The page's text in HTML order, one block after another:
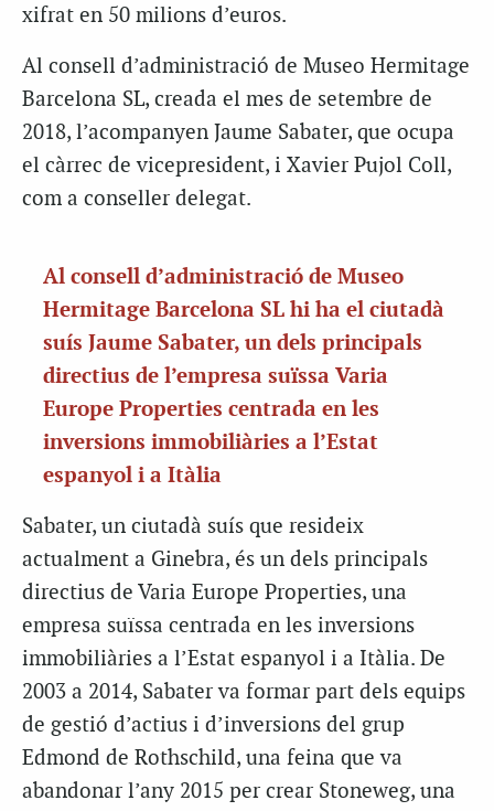
xifrat en 50 milions d’euros.
Al consell d’administració de Museo Hermitage
Barcelona SL, creada el mes de setembre de
2018, l’acompanyen Jaume Sabater, que ocupa
el càrrec de vicepresident, i Xavier Pujol Coll,
com a conseller delegat.
Al consell d’administració de Museo
Hermitage Barcelona SL hi ha el ciutadà
suís Jaume Sabater, un dels principals
directius de l’empresa suïssa Varia
Europe Properties centrada en les
inversions immobiliàries a l’Estat
espanyol i a Itàlia
Sabater, un ciutadà suís que resideix
actualment a Ginebra, és un dels principals
directius de Varia Europe Properties, una
empresa suïssa centrada en les inversions
immobiliàries a l’Estat espanyol i a Itàlia. De
2003 a 2014, Sabater va formar part dels equips
de gestió d’actius i d’inversions del grup
Edmond de Rothschild, una feina que va
abandonar l’any 2015 per crear Stoneweg, una